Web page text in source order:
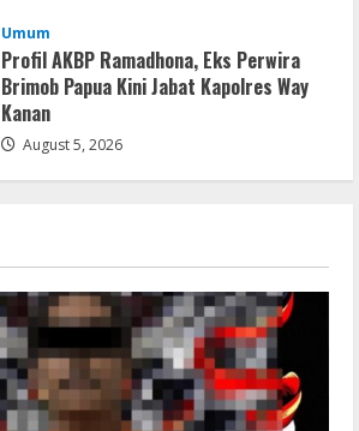
Umum
Profil AKBP Ramadhona, Eks Perwira
Brimob Papua Kini Jabat Kapolres Way
Kanan
August 5, 2026
Serialers
MATLAB Crack + Portable Clean
Premium